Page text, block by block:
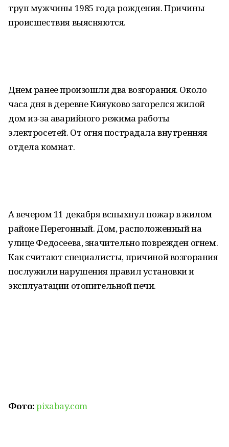
труп мужчины 1985 года рождения. Причины
происшествия выясняются.
Днем ранее произошли два возгорания. Около
часа дня в деревне Кияуково загорелся жилой
дом из-за аварийного режима работы
электросетей. От огня пострадала внутренняя
отдела комнат.
А вечером 11 декабря вспыхнул пожар в жилом
районе Перегонный. Дом, расположенный на
улице Федосеева, значительно поврежден огнем.
Как считают специалисты, причиной возгорания
послужили нарушения правил установки и
эксплуатации отопительной печи.
Фото:pixabay.com